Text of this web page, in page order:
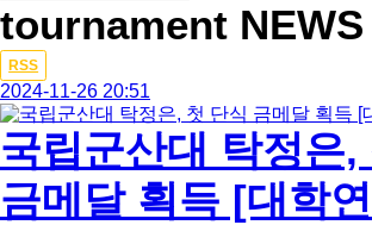
tournament NEWS
Total
780
건
3
페
이
지
RSS
2024-11-26 20:51
국립군산대 탁정은,
금메달 획득 [대학